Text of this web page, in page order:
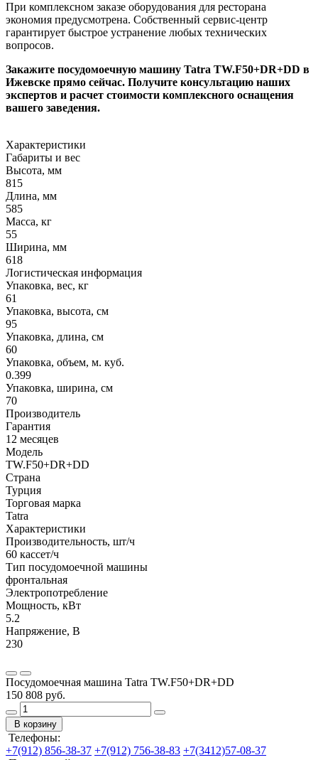
При комплексном заказе оборудования для ресторана
экономия предусмотрена. Собственный сервис-центр
гарантирует быстрое устранение любых технических
вопросов.
Закажите посудомоечную машину Tatra TW.F50+DR+DD в
Ижевске прямо сейчас. Получите консультацию наших
экспертов и расчет стоимости комплексного оснащения
вашего заведения.
Характеристики
Габариты и вес
Высота, мм
815
Длина, мм
585
Масса, кг
55
Ширина, мм
618
Логистическая информация
Упаковка, вес, кг
61
Упаковка, высота, см
95
Упаковка, длина, см
60
Упаковка, объем, м. куб.
0.399
Упаковка, ширина, см
70
Производитель
Гарантия
12 месяцев
Модель
TW.F50+DR+DD
Страна
Турция
Торговая марка
Tatra
Характеристики
Производительность, шт/ч
60 кассет/ч
Тип посудомоечной машины
фронтальная
Электропотребление
Мощность, кВт
5.2
Напряжение, В
230
Посудомоечная машина Tatra TW.F50+DR+DD
150 808 руб.
В корзину
Телефоны:
+7(912) 856-38-37 +7(912) 756-38-83 +7(3412)57-08-37